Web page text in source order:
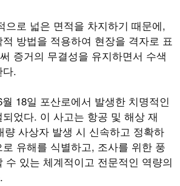
으로 넓은 면적을 차지하기 때문에,
방법을 적용하여 현장을 격자로 표
증거의 무결성을 유지하면서 수색
.
18일 포산로에서 발생한 치명적인
었다. 이 사고는 항공 및 해상 재
량 사상자 발생 시 신속하고 정확하
유해를 식별하고, 조사를 위한 풍
수 있는 체계적이고 전문적인 역량의